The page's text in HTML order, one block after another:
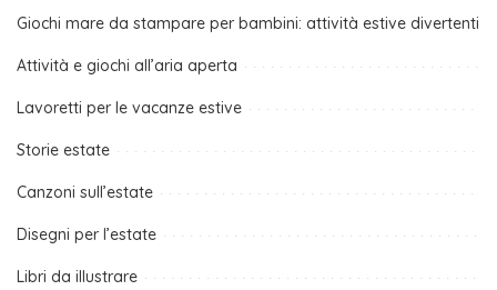
Giochi mare da stampare per bambini: attività estive divertenti
Attività e giochi all’aria aperta
Lavoretti per le vacanze estive
Storie estate
Canzoni sull’estate
Disegni per l’estate
Libri da illustrare